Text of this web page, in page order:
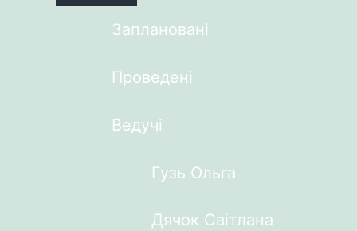
Заплановані
Проведені
Ведучі
Гузь Ольга
Дячок Світлана